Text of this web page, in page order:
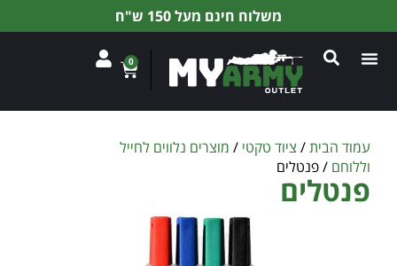
משלוח חינם מעל 150 ש"ח
0
עמוד הבית/ ציוד טקטי / מוצרים נלווים לחייל
וללוחם / פנטלים
פנטלים